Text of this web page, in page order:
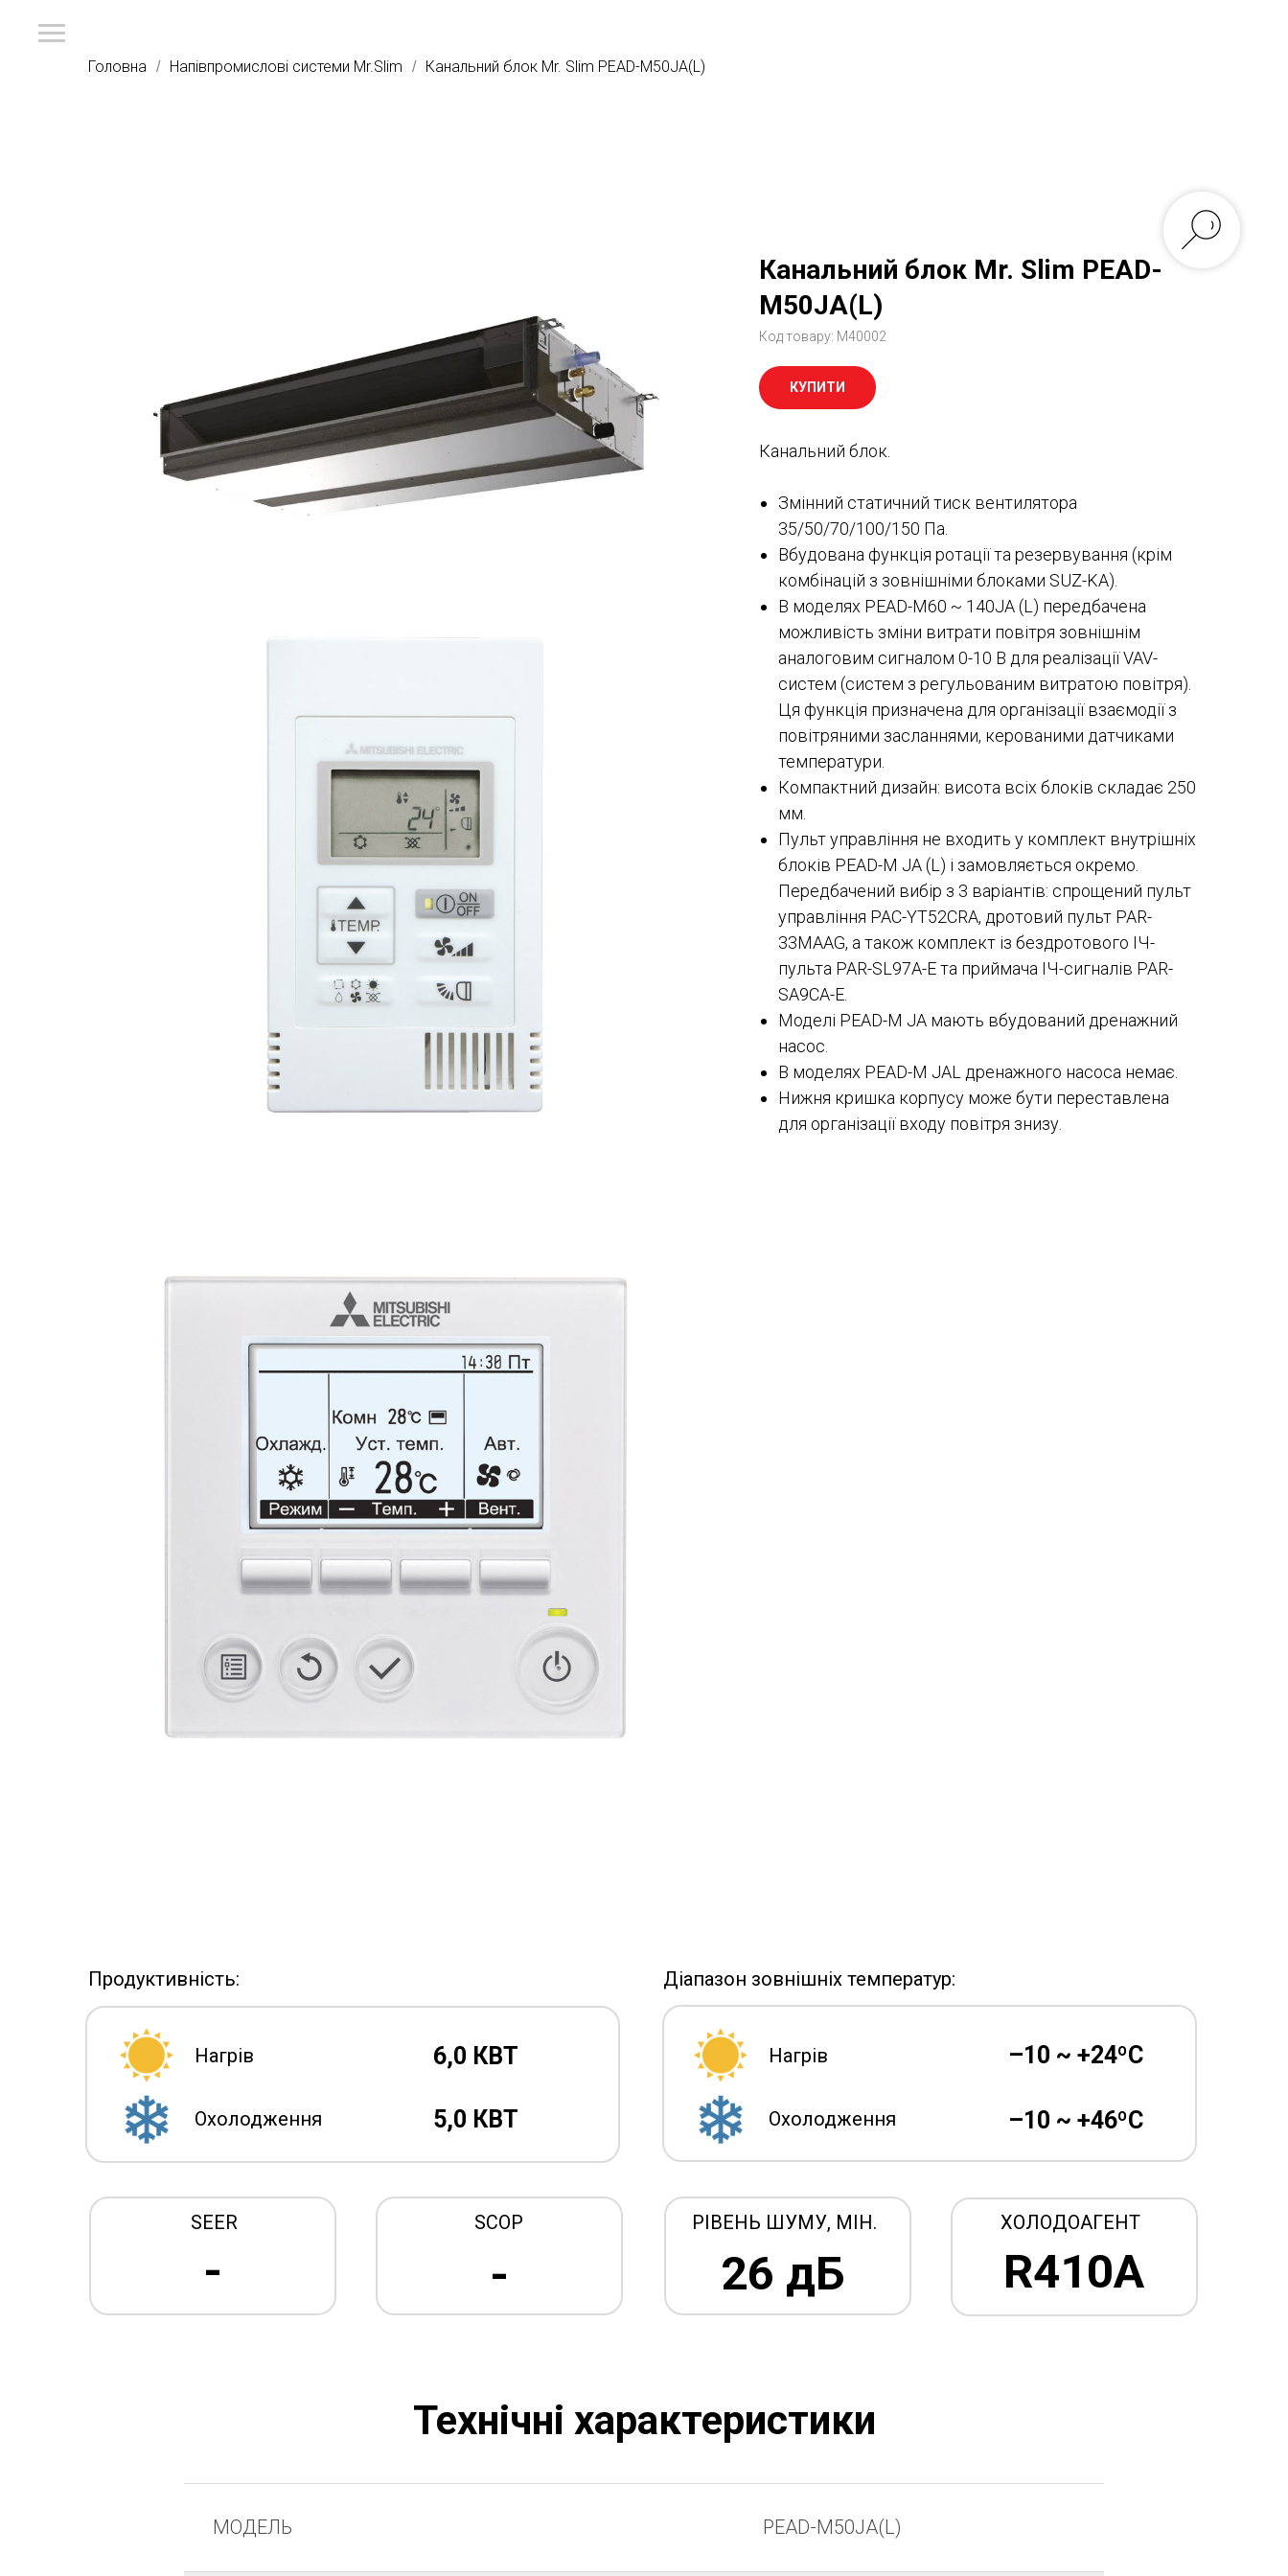
Головна / Напівпромислові системи Mr.Slim / Канальний блок Mr. Slim PEAD-M50JA(L)
Канальний блок Mr. Slim PEAD-
M50JA(L)
Код товару: M40002
КУПИТИ
Канальний блок.
Змінний статичний тиск вентилятора
35/50/70/100/150 Па.
Вбудована функція ротації та резервування (крім
комбінацій з зовнішніми блоками SUZ-KA).
В моделях PEAD-M60 ~ 140JA (L) передбачена
можливість зміни витрати повітря зовнішнім
аналоговим сигналом 0-10 В для реалізації VAV-
систем (систем з регульованим витратою повітря).
Ця функція призначена для організації взаємодії з
повітряними засланнями, керованими датчиками
температури.
Компактний дизайн: висота всіх блоків складає 250
мм.
Пульт управління не входить у комплект внутрішніх
блоків PEAD-M JA (L) і замовляється окремо.
Передбачений вибір з 3 варіантів: спрощений пульт
управління PAC-YT52CRA, дротовий пульт PAR-
33MAAG, а також комплект із бездротового ІЧ-
пульта PAR-SL97A-E та приймача ІЧ-сигналів PAR-
SA9CA-E.
Моделі PEAD-M JA мають вбудований дренажний
насос.
В моделях PEAD-M JAL дренажного насоса немає.
Нижня кришка корпусу може бути переставлена
для організації входу повітря знизу.
Продуктивність:
Нагрів
Охолодження
6,0 КВТ
5,0 КВТ
SEER
-
SCOP
-
РІВЕНЬ ШУМУ, МІН.
26 дБ
ХОЛОДОАГЕНТ
R410А
Нагрів
Охолодження –10 ~ +46ºC
–10 ~ +24ºC
Діапазон зовнішніх температур:
Технічні характеристики
МОДЕЛЬ PEAD-M50JA(L)